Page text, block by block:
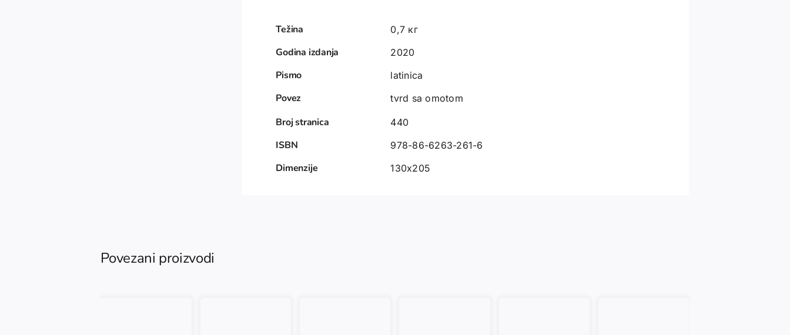
Težina 0,7 кг
Godina izdanja 2020
Pismo latinica
Povez tvrd sa omotom
Broj stranica 440
ISBN 978-86-6263-261-6
Dimenzije 130x205
Povezani proizvodi